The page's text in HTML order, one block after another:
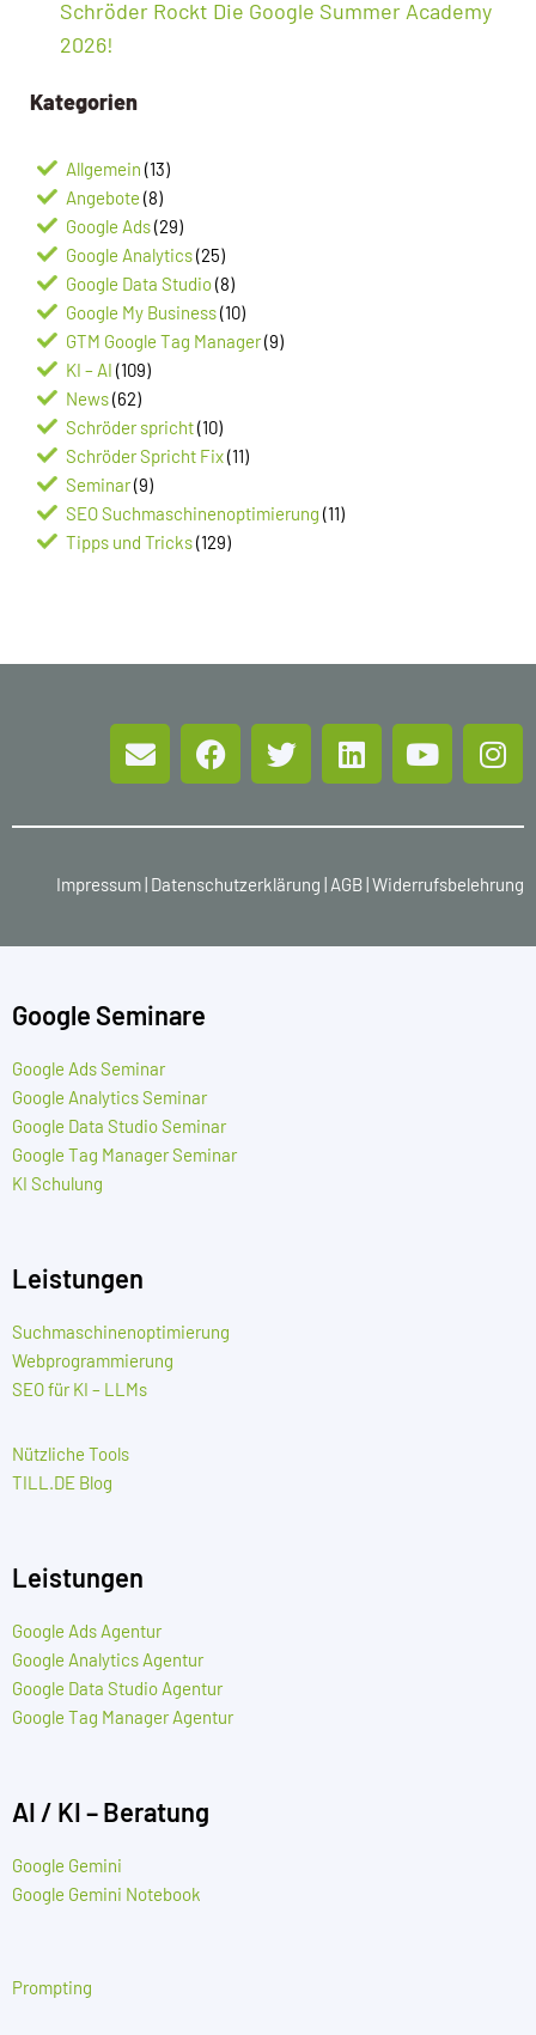
Schröder Rockt Die Google Summer Academy
2026!
Kategorien
Allgemein (13)
Angebote (8)
Google Ads(29)
Google Analytics(25)
Google Data Studio(8)
Google My Business(10)
GTM Google Tag Manager(9)
KI – AI (109)
News(62)
Schröder spricht(10)
Schröder Spricht Fix(11)
Seminar(9)
SEO Suchmaschinenoptimierung (11)
Tipps und Tricks(129)
Impressum| Datenschutzerklärung | AGB|Widerrufsbelehrung
Google Seminare
Google Ads Seminar
Google Analytics Seminar
Google Data Studio Seminar
Google Tag Manager Seminar
KI Schulung
Leistungen
Suchmaschinenoptimierung
Webprogrammierung
SEO für KI – LLMs
Nützliche Tools
TILL.DE Blog
Leistungen
Google Ads Agentur
Google Analytics Agentur
Google Data Studio Agentur
Google Tag Manager Agentur
AI / KI – Beratung
Google Gemini
Google Gemini Notebook
Prompting